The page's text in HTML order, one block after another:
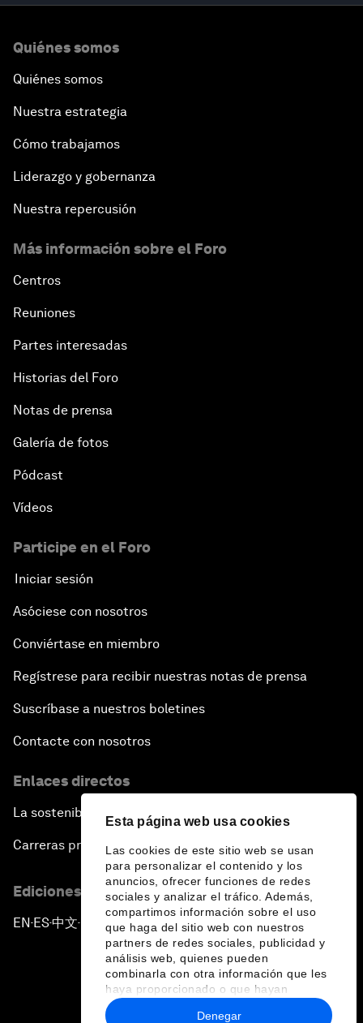
Esta página web usa cookies
Las cookies de este sitio web se usan
para personalizar el contenido y los
anuncios, ofrecer funciones de redes
sociales y analizar el tráfico. Además,
compartimos información sobre el uso
que haga del sitio web con nuestros
partners de redes sociales, publicidad y
análisis web, quienes pueden
combinarla con otra información que les
haya proporcionado o que hayan
recopilado a partir del uso que haya
hecho de sus servicios.
Denegar
Quiénes somos
Quiénes somos
Nuestra estrategia
Cómo trabajamos
Liderazgo y gobernanza
Nuestra repercusión
Más información sobre el Foro
Centros
Reuniones
Partes interesadas
Historias del Foro
Notas de prensa
Galería de fotos
Pódcast
Vídeos
Participe en el Foro
Iniciar sesión
Asóciese con nosotros
Conviértase en miembro
Regístrese para recibir nuestras notas de prensa
Suscríbase a nuestros boletines
Contacte con nosotros
Enlaces directos
La sostenibilidad en el Foro
Carreras profesionales
Ediciones en otros idiomas
EN ▪ES▪中文▪ 日本語